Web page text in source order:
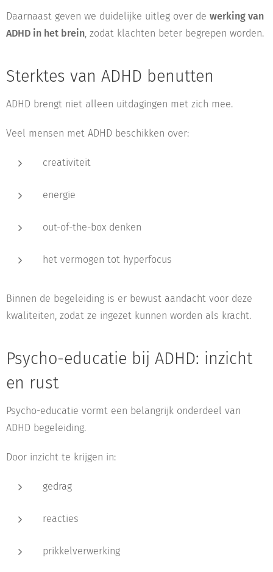
Daarnaast geven we duidelijke uitleg over de werking van
ADHD in het brein, zodat klachten beter begrepen worden.
Sterktes van ADHD benutten
ADHD brengt niet alleen uitdagingen met zich mee.
Veel mensen met ADHD beschikken over:
creativiteit
energie
out-of-the-box denken
het vermogen tot hyperfocus
Binnen de begeleiding is er bewust aandacht voor deze
kwaliteiten, zodat ze ingezet kunnen worden als kracht.
Psycho-educatie bij ADHD: inzicht
en rust
Psycho-educatie vormt een belangrijk onderdeel van
ADHD begeleiding.
Door inzicht te krijgen in:
gedrag
reacties
prikkelverwerking